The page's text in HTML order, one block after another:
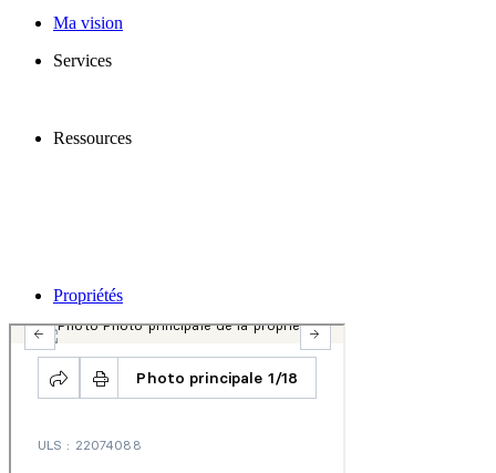
Ma vision
Services
Ressources
Propriétés